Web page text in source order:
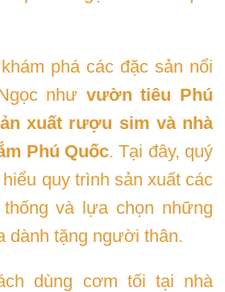
phá các đặc sản nổi
như vườn tiêu Phú
xuất rượu sim và nhà
Phú Quốc. Tại đây, quý
quy trình sản xuất các
và lựa chọn những
dành tặng người thân.
dùng cơm tối tại nhà